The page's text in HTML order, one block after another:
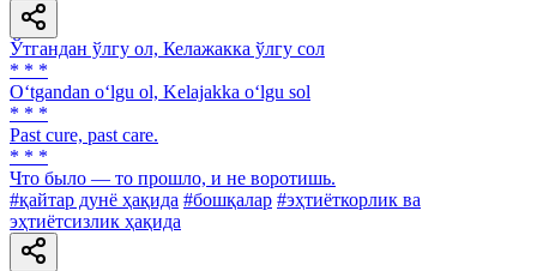
Ўтгандан ўлгу ол, Келажакка ўлгу сол
* * *
O‘tgandan o‘lgu ol, Kelajakka o‘lgu sol
* * *
Past cure, past care.
* * *
Что было — то прошло, и не воротишь.
#қайтар дунё ҳақида #бошқалар #эҳтиёткорлик ва
эҳтиётсизлик ҳақида